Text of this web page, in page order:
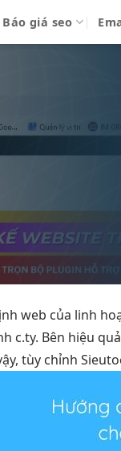
Báo giá seo
web của linh
c.ty. Bên hiệu quả
tùy chỉnh